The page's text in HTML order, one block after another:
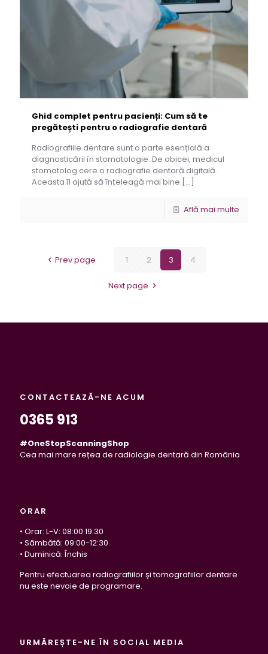
Ghid complet pentru pacienți: Cum să te
pregătești pentru o radiografie dentară
Radiografiile dentare sunt o parte esențială a
diagnosticării în stomatologie. De obicei, medicul
stomatolog cere o radiografie dentară digitală.
Aceasta îl ajută să înțeleagă mai bine […]
Află mai multe
Prev page 1 2 3 4
Next page
CONTACTEAZĂ-NE ACUM
0365 913
#OneStopScanningShop
Cea mai mare rețea de radiologie dentară din România
ORAR
• Orar: L-V: 08:00 19:30
• Sâmbătă: 09:00-12:30
• Duminică: Închis
Pentru efectuarea radiografiilor și tomografiilor dentare
nu este nevoie de programare.
URMĂREȘTE-NE ÎN SOCIAL MEDIA